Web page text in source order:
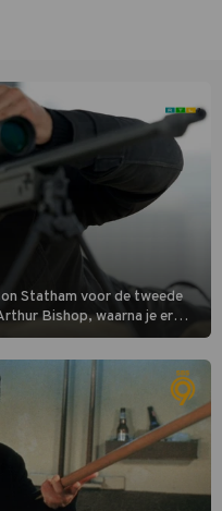
Statham voor de tweede
Bishop, waarna je er
geplande pensioen niet